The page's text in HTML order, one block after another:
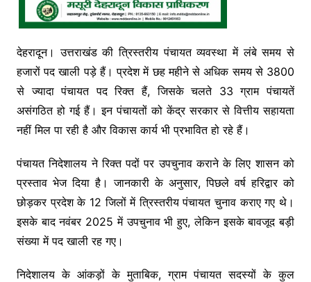
देहरादून। उत्तराखंड की त्रिस्तरीय पंचायत व्यवस्था में लंबे समय से
हजारों पद खाली पड़े हैं। प्रदेश में छह महीने से अधिक समय से 3800
से ज्यादा पंचायत पद रिक्त हैं, जिसके चलते 33 ग्राम पंचायतें
असंगठित हो गई हैं। इन पंचायतों को केंद्र सरकार से वित्तीय सहायता
नहीं मिल पा रही है और विकास कार्य भी प्रभावित हो रहे हैं।
पंचायत निदेशालय ने रिक्त पदों पर उपचुनाव कराने के लिए शासन को
प्रस्ताव भेज दिया है। जानकारी के अनुसार, पिछले वर्ष हरिद्वार को
छोड़कर प्रदेश के 12 जिलों में त्रिस्तरीय पंचायत चुनाव कराए गए थे।
इसके बाद नवंबर 2025 में उपचुनाव भी हुए, लेकिन इसके बावजूद बड़ी
संख्या में पद खाली रह गए।
निदेशालय के आंकड़ों के मुताबिक, ग्राम पंचायत सदस्यों के कुल